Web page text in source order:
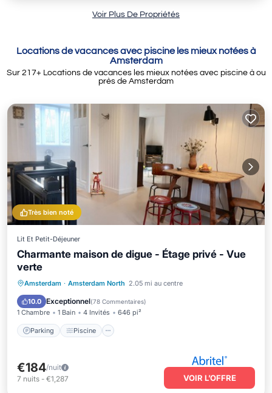
Voir Plus De Propriétés
Locations de vacances avec piscine les mieux notées à
Amsterdam
Sur 217+ Locations de vacances les mieux notées avec piscine à ou
près de Amsterdam
Très bien noté
Lit Et Petit-Déjeuner
Charmante maison de digue - Étage privé - Vue
verte
Amsterdam · Amsterdam North 2.05 mi au centre
10.0 Exceptionnel(78 Commentaires)
1 Chambre 1 Bain 4 Invités 646 pi²
Parking Piscine
Parking Piscine
Balcon/Terrasse
Cuisine
€184/nuit
7 nuits - €1,287 VOIR L’OFFRE